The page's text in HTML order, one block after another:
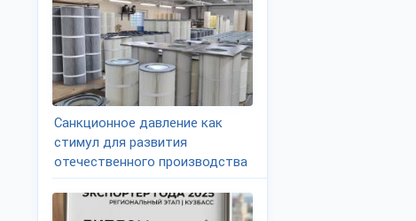
Санкционное давление как
стимул для развития
отечественного производства